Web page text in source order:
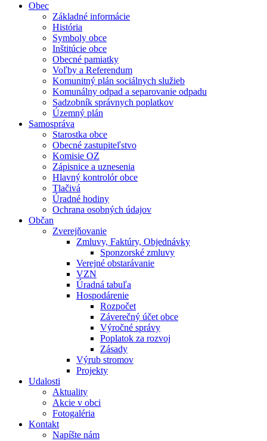
Obec
Základné informácie
História
Symboly obce
Inštitúcie obce
Obecné pamiatky
Voľby a Referendum
Komunitný plán sociálnych služieb
Komunálny odpad a separovanie odpadu
Sadzobník správnych poplatkov
Územný plán
Samospráva
Starostka obce
Obecné zastupiteľstvo
Komisie OZ
Zápisnice a uznesenia
Hlavný kontrolór obce
Tlačivá
Úradné hodiny
Ochrana osobných údajov
Občan
Zverejňovanie
Zmluvy, Faktúry, Objednávky
Sponzorské zmluvy
Verejné obstarávanie
VZN
Úradná tabuľa
Hospodárenie
Rozpočet
Záverečný účet obce
Výročné správy
Poplatok za rozvoj
Zásady
Výrub stromov
Projekty
Udalosti
Aktuality
Akcie v obci
Fotogaléria
Kontakt
Napíšte nám